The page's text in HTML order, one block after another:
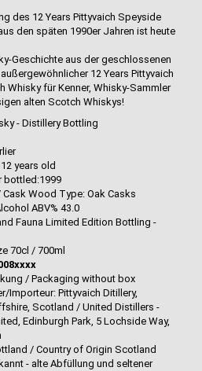
des 12 Years Pittyvaich Speyside
den späten 1990er Jahren ist heute
Geschichte aus der geschlossenen
12 Years Pittyvaich
Whisky für Kenner, Whisky-Sammler
alten Scotch Whiskys!
- Distillery Bottling
years old
bottled:1999
Wood Type: Oak Casks
ABV% 43.0
Fauna Limited Edition Bottling -
70cl / 700ml
/ Packaging without box
Importeur: Pittyvaich Ditillery,
Scotland / United Distillers -
Edinburgh Park, 5 Lochside Way,
/ Country of Origin Scotland
- alte Abfüllung und seltener